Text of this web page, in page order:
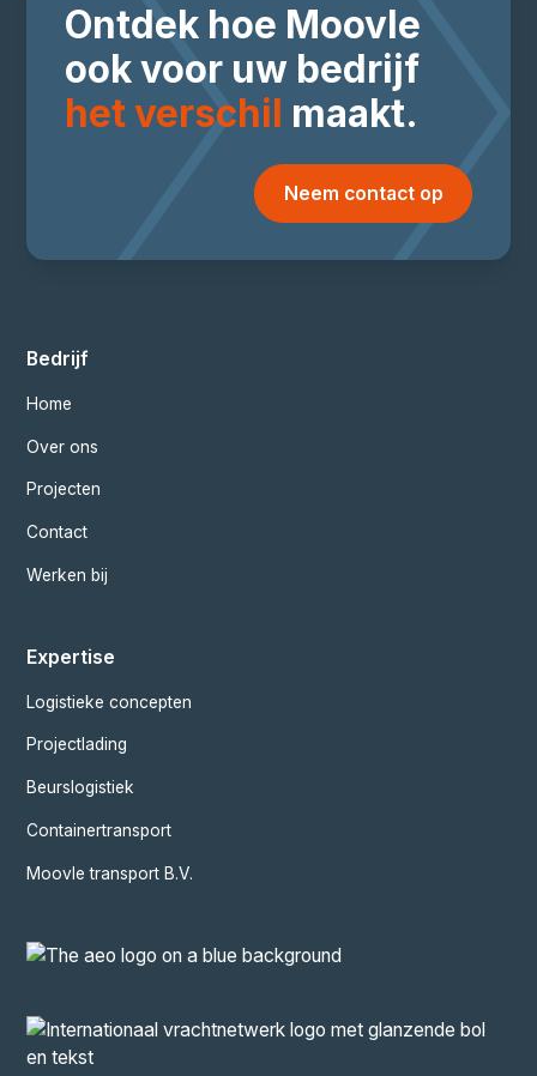
Ontdek hoe Moovle
ook voor uw bedrijf
het verschil maakt.
Neem contact op
Bedrijf
Home
Over ons
Projecten
Contact
Werken bij
Expertise
Logistieke concepten
Projectlading
Beurslogistiek
Containertransport
Moovle transport B.V.